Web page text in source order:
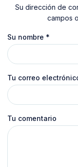
Su dirección de
campos
Su nombre *
Tu correo
Tu comentario